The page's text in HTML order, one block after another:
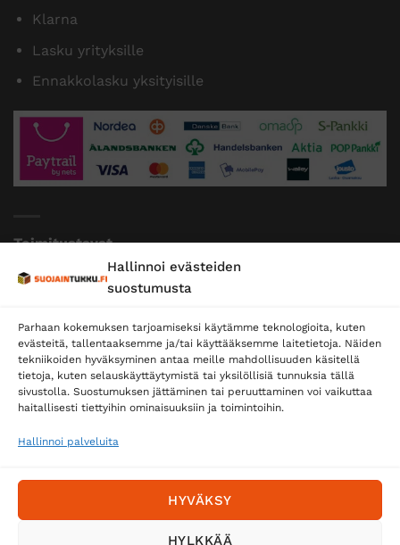
Hallinnoi evästeiden
suostumusta
Parhaan kokemuksen tarjoamiseksi käytämme teknologioita, kuten
evästeitä, tallentaaksemme ja/tai käyttääksemme laitetietoja. Näiden
tekniikoiden hyväksyminen antaa meille mahdollisuuden käsitellä
tietoja, kuten selauskäyttäytymistä tai yksilöllisiä tunnuksia tällä
sivustolla. Suostumuksen jättäminen tai peruuttaminen voi vaikuttaa
haitallisesti tiettyihin ominaisuuksiin ja toimintoihin.
Hallinnoi palveluita
HYVÄKSY
HYLKKÄÄ
Klarna
Lasku yrityksille
Ennakkolasku yksityisille
Toimitustavat
Posti
Postnord
Tilaa uutiskirje ja saat erikoisalennuksia